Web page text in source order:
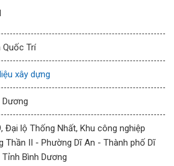
Quốc Trí
xây dựng
Dương
Đại lộ Thống Nhất, Khu công nghiệp
Thần II - Phường Dĩ An - Thành phố Dĩ
Bình Dương